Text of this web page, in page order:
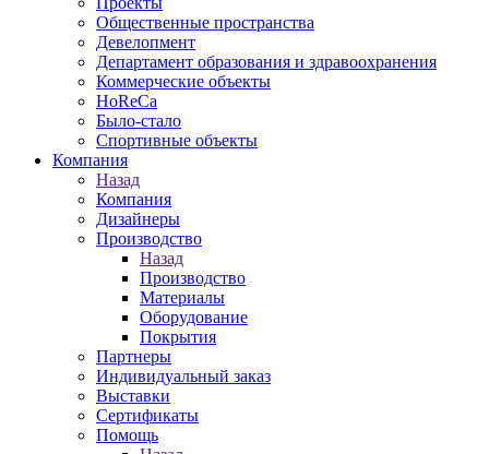
Общественные пространства
Девелопмент
Департамент образования и здравоохранения
Коммерческие объекты
HoReCa
Было-стало
Спортивные объекты
Компания
Назад
Компания
Дизайнеры
Производство
Назад
Производство
Материалы
Оборудование
Покрытия
Партнеры
Индивидуальный заказ
Выставки
Сертификаты
Помощь